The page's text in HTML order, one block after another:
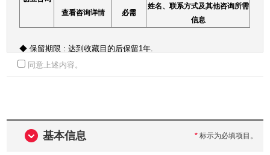
查看咨询详情 必需
姓名、联系方式及其他咨询所需
信息
◆ 保留期限 :达到收藏目的后保留1年.
同意上述内容。
基本信息 *标示为必填项目。